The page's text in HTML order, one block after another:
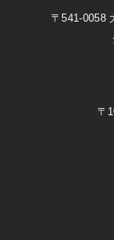
〒541-0058
〒